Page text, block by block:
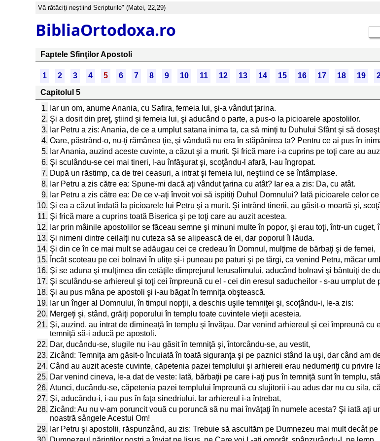
Vă rătăciţi neştiind Scripturile" (Matei, 22,29)
BibliaOrtodoxa.ro
Faptele Sfinţilor Apostoli
1 2 3 4 5 6 7 8 9 10 11 12 13 14 15 16 17 18 19
Capitolul 5
1. Iar un om, anume Anania, cu Safira, femeia lui, şi-a vândut ţarina.
2. Şi a dosit din preţ, ştiind şi femeia lui, şi aducând o parte, a pus-o la picioarele apostolilor.
3. Iar Petru a zis: Anania, de ce a umplut satana inima ta, ca să minţi tu Duhului Sfânt şi să
4. Oare, păstrând-o, nu-ţi rămânea ţie, şi vândută nu era în stăpânirea ta? Pentru ce ai pus în
5. Iar Anania, auzind aceste cuvinte, a căzut şi a murit. Şi frică mare i-a cuprins pe toţi care au
6. Şi sculându-se cei mai tineri, l-au înfăşurat şi, scoţându-l afară, l-au îngropat.
7. După un răstimp, ca de trei ceasuri, a intrat şi femeia lui, neştiind ce se întâmplase.
8. Iar Petru a zis către ea: Spune-mi dacă aţi vândut ţarina cu atât? Iar ea a zis: Da, cu atât.
9. Iar Petru a zis către ea: De ce v-aţi învoit voi să ispitiţi Duhul Domnului? Iată picioarele celor
10. Şi ea a căzut îndată la picioarele lui Petru şi a murit. Şi intrând tinerii, au găsit-o moartă şi,
11. Şi frică mare a cuprins toată Biserica şi pe toţi care au auzit acestea.
12. Iar prin mâinile apostolilor se făceau semne şi minuni multe în popor, şi erau toţi, într-un cuget,
13. Şi nimeni dintre ceilalţi nu cuteza să se alipească de ei, dar poporul îi lăuda.
14. Şi din ce în ce mai mult se adăugau cei ce credeau în Domnul, mulţime de bărbaţi şi de femei,
15. Încât scoteau pe cei bolnavi în uliţe şi-i puneau pe paturi şi pe tărgi, ca venind Petru, măcar
16. Şi se aduna şi mulţimea din cetăţile dimprejurul Ierusalimului, aducând bolnavi şi bântuiţi de
17. Şi sculându-se arhiereul şi toţi cei împreună cu el - cei din eresul saducheilor - s-au umplut de
18. Şi au pus mâna pe apostoli şi i-au băgat în temniţa obştească.
19. Iar un înger al Domnului, în timpul nopţii, a deschis uşile temniţei şi, scoţându-i, le-a zis:
20. Mergeţi şi, stând, grăiţi poporului în templu toate cuvintele vieţii acesteia.
21. Şi, auzind, au intrat de dimineaţă în templu şi învăţau. Dar venind arhiereul şi cei împreună
temniţă să-i aducă pe apostoli.
22. Dar, ducându-se, slugile nu i-au găsit în temniţă şi, întorcându-se, au vestit,
23. Zicând: Temniţa am găsit-o încuiată în toată siguranţa şi pe paznici stând la uşi, dar când am
24. Când au auzit aceste cuvinte, căpetenia pazei templului şi arhiereii erau nedumeriţi cu privire
25. Dar venind cineva, le-a dat de veste: Iată, bărbaţii pe care i-aţi pus în temniţă sunt în templu,
26. Atunci, ducându-se, căpetenia pazei templului împreună cu slujitorii i-au adus dar nu cu sila,
27. Şi, aducându-i, i-au pus în faţa sinedriului. Iar arhiereul i-a întrebat,
28. Zicând: Au nu v-am poruncit vouă cu poruncă să nu mai învăţaţi în numele acesta? Şi iată aţi
noastră sângele Acestui Om!
29. Iar Petru şi apostolii, răspunzând, au zis: Trebuie să ascultăm pe Dumnezeu mai mult decât pe